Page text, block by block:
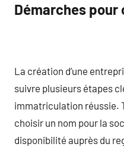
Démarches
La création d’une
suivre plusieurs étapes
immatriculation réussie.
choisir un nom pour la
disponibilité auprès du